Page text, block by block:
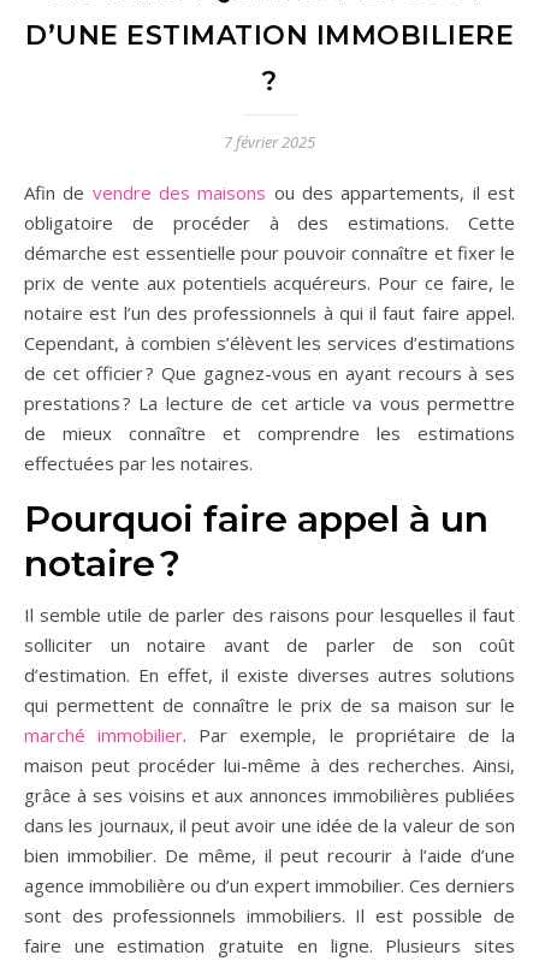
D’UNE ESTIMATION IMMOBILIERE
?
7 février 2025
Afin de vendre des maisons ou des appartements, il est
obligatoire de procéder à des estimations. Cette
démarche est essentielle pour pouvoir connaître et fixer le
prix de vente aux potentiels acquéreurs. Pour ce faire, le
notaire est l’un des professionnels à qui il faut faire appel.
Cependant, à combien s’élèvent les services d’estimations
de cet officier ? Que gagnez-vous en ayant recours à ses
prestations ? La lecture de cet article va vous permettre
de mieux connaître et comprendre les estimations
effectuées par les notaires.
Pourquoi faire appel à un
notaire ?
Il semble utile de parler des raisons pour lesquelles il faut
solliciter un notaire avant de parler de son coût
d’estimation. En effet, il existe diverses autres solutions
qui permettent de connaître le prix de sa maison sur le
marché immobilier. Par exemple, le propriétaire de la
maison peut procéder lui-même à des recherches. Ainsi,
grâce à ses voisins et aux annonces immobilières publiées
dans les journaux, il peut avoir une idée de la valeur de son
bien immobilier. De même, il peut recourir à l’aide d’une
agence immobilière ou d’un expert immobilier. Ces derniers
sont des professionnels immobiliers. Il est possible de
faire une estimation gratuite en ligne. Plusieurs sites